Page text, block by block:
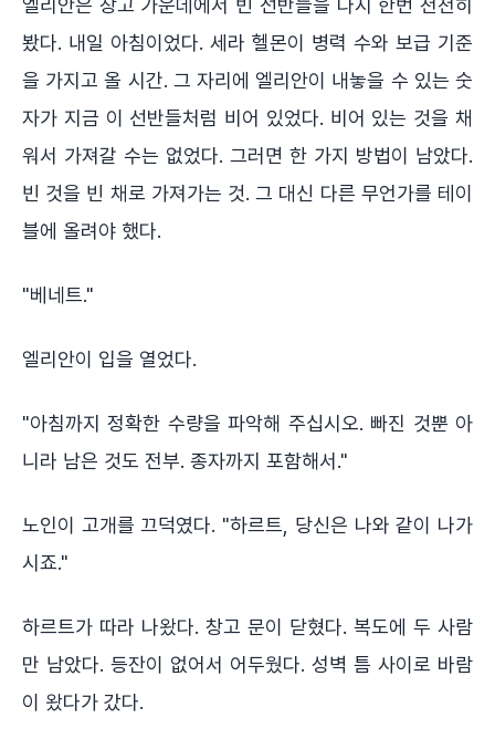
엘리안은 창고 가운데에서 빈 선반들을 다시 한번 천천히
봤다. 내일 아침이었다. 세라 헬몬이 병력 수와 보급 기준
을 가지고 올 시간. 그 자리에 엘리안이 내놓을 수 있는 숫
자가 지금 이 선반들처럼 비어 있었다. 비어 있는 것을 채
워서 가져갈 수는 없었다. 그러면 한 가지 방법이 남았다.
빈 것을 빈 채로 가져가는 것. 그 대신 다른 무언가를 테이
블에 올려야 했다.
"베네트."
엘리안이 입을 열었다.
"아침까지 정확한 수량을 파악해 주십시오. 빠진 것뿐 아
니라 남은 것도 전부. 종자까지 포함해서."
노인이 고개를 끄덕였다. "하르트, 당신은 나와 같이 나가
시죠."
하르트가 따라 나왔다. 창고 문이 닫혔다. 복도에 두 사람
만 남았다. 등잔이 없어서 어두웠다. 성벽 틈 사이로 바람
이 왔다가 갔다.